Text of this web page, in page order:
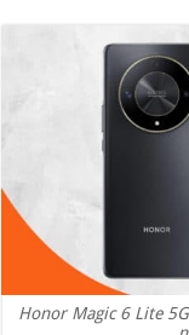
Honor Magic 6 Lite